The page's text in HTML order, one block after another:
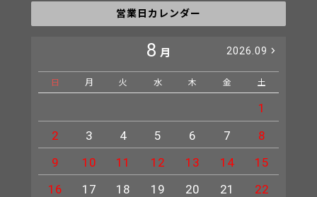
営業日カレンダー
8 月 2026.09
日 月 火 水 木 金 土
1
2
3 4 5 6 7
8
9
10 11 12 13 14
15
16
17 18 19 20 21
22